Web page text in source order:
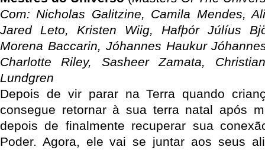
Com: Nicholas Galitzine, Camila Mendes,
Jared Leto, Kristen Wiig, Hafþór Júlíus
Morena Baccarin, Jóhannes Haukur
Charlotte Riley, Sasheer Zamata,
Lundgren
Depois de vir parar na Terra quando
consegue retornar à sua terra natal após
depois de finalmente recuperar sua
Poder. Agora, ele vai se juntar aos seus